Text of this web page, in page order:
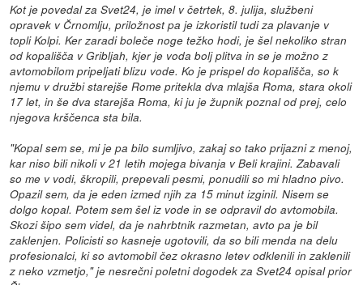
Kot je povedal za Svet24, je imel v četrtek, 8. julija, službeni
opravek v Črnomlju, priložnost pa je izkoristil tudi za plavanje v
topli Kolpi. Ker zaradi boleče noge težko hodi, je šel nekoliko stran
od kopališča v Gribljah, kjer je voda bolj plitva in se je možno z
avtomobilom pripeljati blizu vode. Ko je prispel do kopališča, so k
njemu v družbi starejše Rome pritekla dva mlajša Roma, stara okoli
17 let, in še dva starejša Roma, ki ju je župnik poznal od prej, celo
njegova krščenca sta bila.
"Kopal sem se, mi je pa bilo sumljivo, zakaj so tako prijazni z menoj,
kar niso bili nikoli v 21 letih mojega bivanja v Beli krajini. Zabavali
so me v vodi, škropili, prepevali pesmi, ponudili so mi hladno pivo.
Opazil sem, da je eden izmed njih za 15 minut izginil. Nisem se
dolgo kopal. Potem sem šel iz vode in se odpravil do avtomobila.
Skozi šipo sem videl, da je nahrbtnik razmetan, avto pa je bil
zaklenjen. Policisti so kasneje ugotovili, da so bili menda na delu
profesionalci, ki so avtomobil čez okrasno letev odklenili in zaklenili
z neko vzmetjo," je nesrečni poletni dogodek za Svet24 opisal prior